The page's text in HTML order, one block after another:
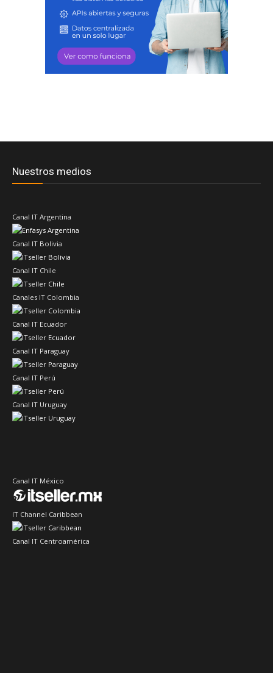
Nuestros medios
Canal IT Argentina
Canal IT Bolivia
Canal IT Chile
Canales IT Colombia
Canal IT Ecuador
Canal IT Paraguay
Canal IT Perú
Canal IT Uruguay
Canal IT México
IT Channel Caribbean
Canal IT Centroamérica